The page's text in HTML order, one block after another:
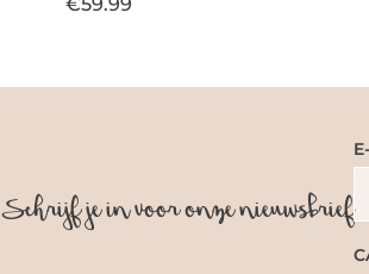
Schrijf je in voor onze nieuwsbrief